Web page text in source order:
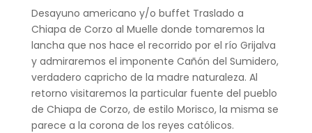
Desayuno americano y/o buffet Traslado a
Chiapa de Corzo al Muelle donde tomaremos la
lancha que nos hace el recorrido por el río Grijalva
y admiraremos el imponente Cañón del Sumidero,
verdadero capricho de la madre naturaleza. Al
retorno visitaremos la particular fuente del pueblo
de Chiapa de Corzo, de estilo Morisco, la misma se
parece a la corona de los reyes católicos.